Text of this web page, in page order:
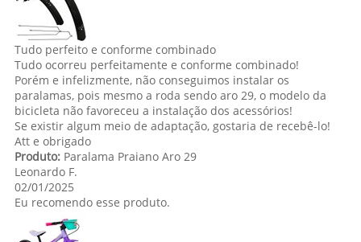
Tudo perfeito e conforme combinado
Tudo ocorreu perfeitamente e conforme combinado!
Porém e infelizmente, não conseguimos instalar os
paralamas, pois mesmo a roda sendo aro 29, o modelo da
bicicleta não favoreceu a instalação dos acessórios!
Se existir algum meio de adaptação, gostaria de recebê-lo!
Att e obrigado
Produto:Paralama Praiano Aro 29
Leonardo F.
02/01/2025
Eu recomendo esse produto.